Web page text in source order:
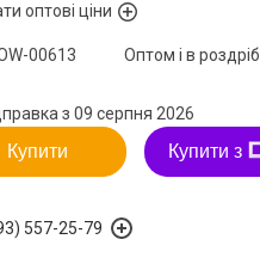
оптові ціни
Оптом і в роздріб
00613
з 09 серпня 2026
Купити Купити з
557-25-79